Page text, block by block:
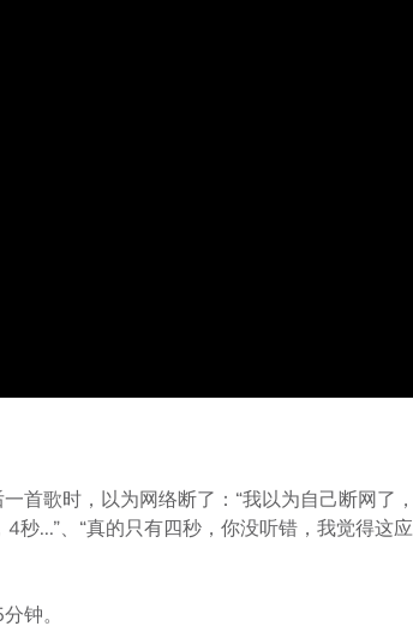
首歌时，以为网络断了：“我以为自己断网了，
...”、“真的只有四秒，你没听错，我觉得这应
钟。